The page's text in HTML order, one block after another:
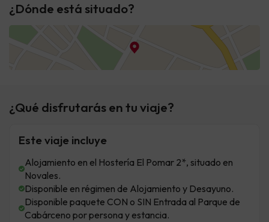
¿Dónde está situado?
¿Qué disfrutarás en tu viaje?
Este viaje incluye
Alojamiento en el Hostería El Pomar 2*, situado en
Novales.
Disponible en régimen de Alojamiento y Desayuno.
Disponible paquete CON o SIN Entrada al Parque de
Cabárceno por persona y estancia.